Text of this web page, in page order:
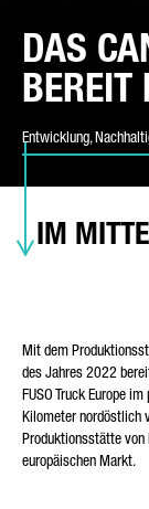
DAS
BEREIT
Entwicklung,
ART DER
IHRE
IM
Mit dem
des Jahres 2022
FUSO Truck Europe
Kilometer nordöstlich
Produktionsstätte von
europäischen Markt.